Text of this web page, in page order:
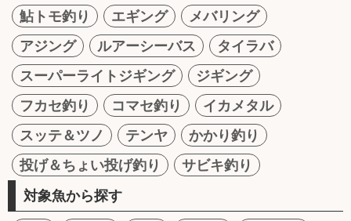
鮎トモ釣り
エギング
メバリング
アジング
ルアーシーバス
タイラバ
スーパーライトジギング
ジギング
フカセ釣り
コマセ釣り
イカメタル
スッテ＆ツノ
テンヤ
かかり釣り
投げ＆ちょい投げ釣り
サビキ釣り
対象魚から探す